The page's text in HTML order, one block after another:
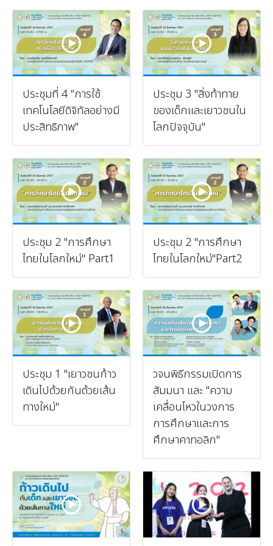
ประชุมที่ 4 “การใช้
เทคโนโลยีดิจิทัลอย่างมี
ประสิทธิภาพ"
ประชุม 3 "สิ่งท้าทาย
ของเด็กและเยาวชนใน
โลกปัจจุบัน"
ประชุม 2 "การศึกษา
ไทยในโลกใหม่" Part1
ประชุม 2 "การศึกษา
ไทยในโลกใหม่"Part2
ประชุม 1 "เยาวชนก้าว
เดินไปด้วยกันด้วยเส้น
ทางใหม่"
วจนพิธีกรรมเปิดการ
สัมมนา และ "ความ
เคลื่อนไหวในวงการ
การศึกษาและการ
ศึกษาคาทอลิก"